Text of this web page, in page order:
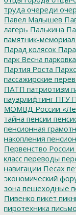
труда очереди
Павел Малышев
лагерь Палькина
памятник-мемориал
Парад колясок
парк Весна парковка
Партия Роста
пассажирские
ПАТП патриотизм
пауэрлифтинг ПГУ
МОМВД России
тайна пенсии
пенсионная
накопления
Первенство
класс переводы
навигации Песах
экономический
зона пешеходные
Пивенко пикет
пиротехника